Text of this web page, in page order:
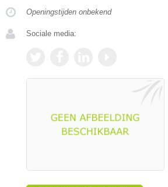
Openingstijden onbekend
Sociale media: